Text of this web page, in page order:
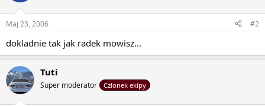
Maj 23, 2006 #2
dokladnie tak jak radek mowisz...
Tuti
Super moderator Członek ekipy